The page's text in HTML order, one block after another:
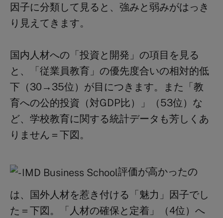
因子に分類して見ると、強みと弱みがはっき
り見えてきます。
国内人材への「投資と開発」の項目を見る
と、「従業員教育」の優先度合いの相対的低
下（30→35位）が目につきます。また「教
育への公的投資（対GDP比）」（53位）な
ど、学校教育に関する統計データも芳しくあ
りません ＝下図。
評価が高かったの
は、国外人材を惹き付ける「魅力」因子でし
た＝下図。「人材の確保と定着」（4位）へ